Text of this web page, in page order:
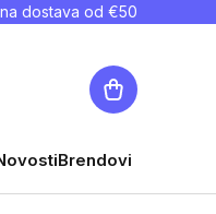
dostava od €50
Košarica
Brendovi